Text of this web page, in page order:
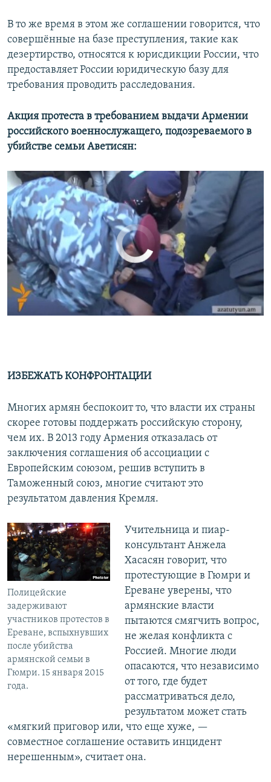
В то же время в этом же соглашении говорится, что
совершённые на базе преступления, такие как
дезертирство, относятся к юрисдикции России, что
предоставляет России юридическую базу для
требования проводить расследования.
Акция протеста в требованием выдачи Армении
российского военнослужащего, подозреваемого в
убийстве семьи Аветисян:
Столкновения в Армении
byРадио Азаттык
No media source currently available
ИЗБЕЖАТЬ КОНФРОНТАЦИИ
Многих армян беспокоит то, что власти их страны
скорее готовы поддержать российскую сторону,
чем их. В 2013 году Армения отказалась от
заключения соглашения об ассоциации с
Европейским союзом, решив вступить в
Таможенный союз, многие считают это
результатом давления Кремля.
Полицейские
задерживают
участников протестов в
Ереване, вспыхнувших
после убийства
армянской семьи в
Гюмри. 15 января 2015
года.
Учительница и пиар-
консультант Анжела
Хасасян говорит, что
протестующие в Гюмри и
Ереване уверены, что
армянские власти
пытаются смягчить вопрос,
не желая конфликта с
Россией. Многие люди
опасаются, что независимо
от того, где будет
рассматриваться дело,
результатом может стать
«мягкий приговор или, что еще хуже, —
совместное соглашение оставить инцидент
нерешенным», считает она.